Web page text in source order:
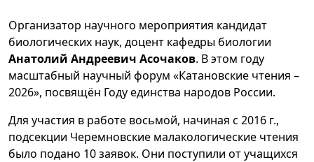
Организатор научного мероприятия кандидат
биологических наук, доцент кафедры биологии
Анатолий Андреевич Асочаков. В этом году
масштабный научный форум «Катановские чтения –
2026», посвящён Году единства народов России.
Для участия в работе восьмой, начиная с 2016 г.,
подсекции Черемновские малакологические чтения
было подано 10 заявок. Они поступили от учащихся